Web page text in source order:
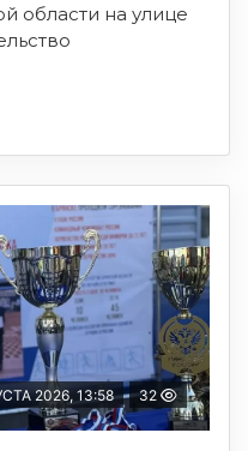
области на улице
2026, 13:58 32